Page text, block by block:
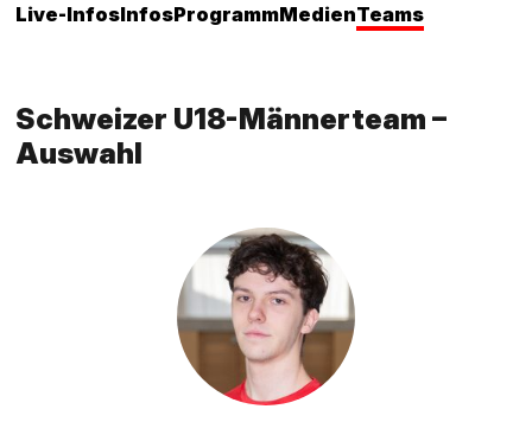
Live-InfosInfosProgrammMedienTeams
Schweizer U18-Männerteam –
Auswahl